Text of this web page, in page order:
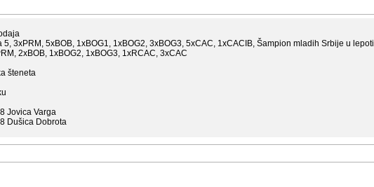
5, 3xPRM, 5xBOB, 1xBOG1, 1xBOG2, 3xBOG3, 5xCAC, 1xCACIB, Šampion mladih Srbije u lepoti
2xBOB, 1xBOG2, 1xBOG3, 1xRCAC, 3xCAC
šteneta
Jovica Varga
Dušica Dobrota